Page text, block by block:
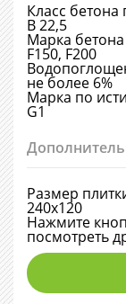
Класс
В 22,5
Марка
F150, F200
не более 6%
Марка по
G1
Размер
240х120
Нажмите
посмотреть